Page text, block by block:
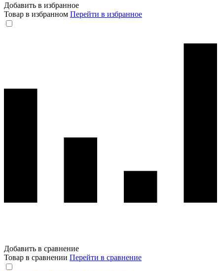
Добавить в избранное
Товар в избранном Перейти в избранное
Добавить в сравнение
Товар в сравнении Перейти в сравнение